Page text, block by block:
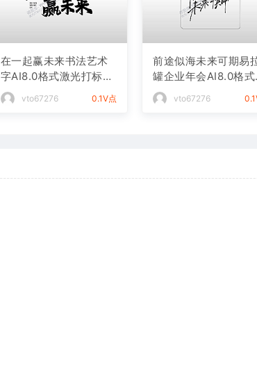
在一起赢未来书法艺术
字AI8.0格式激光打标文
件通用矢量图
vto67276 0.1V点
前途似海未来可期易
罐企业年会AI8.0格式
光打标文件通用矢量图
vto67276